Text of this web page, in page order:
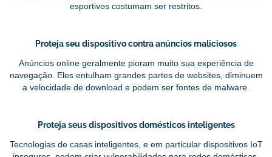
esportivos costumam ser restritos.
Proteja seu dispositivo contra anúncios maliciosos
Anúncios online geralmente pioram muito sua experiência de
navegação. Eles entulham grandes partes de websites, diminuem
a velocidade de download e podem ser fontes de malware.
Proteja seus dispositivos domésticos inteligentes
Tecnologias de casas inteligentes, e em particular dispositivos IoT